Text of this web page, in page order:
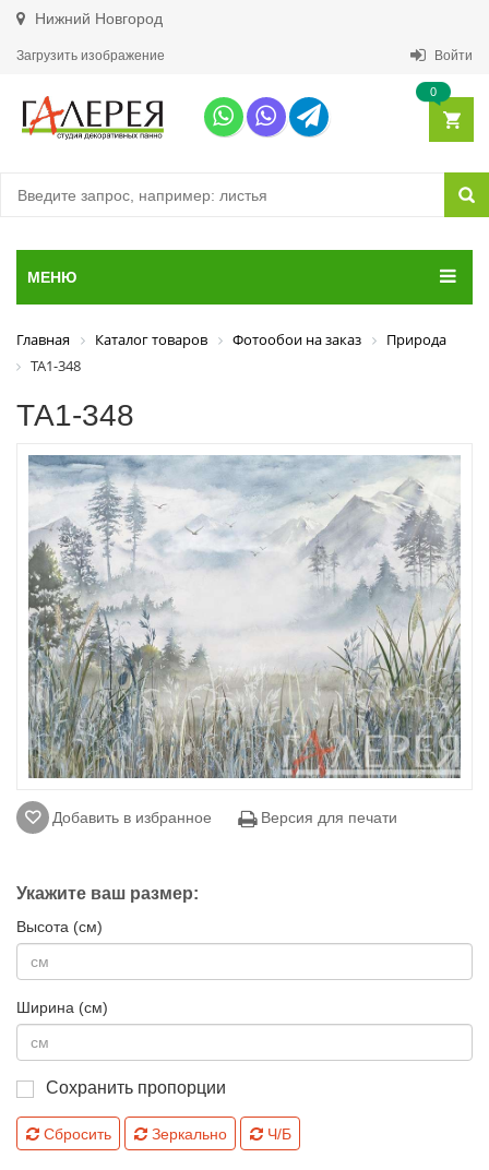
Нижний Новгород
Загрузить изображение Войти
0
МЕНЮ
Главная Каталог товаров Фотообои на заказ
Природа
ТА1-348
ТА1-348
Добавить в избранное Версия для печати
Укажите ваш размер:
Высота (см)
Ширина (см)
Сохранить пропорции
Сбросить Зеркально Ч/Б